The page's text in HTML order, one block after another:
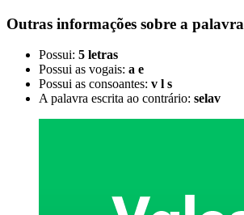
Outras informações sobre a palavra
Possui: 5 letras
Possui as vogais: a e
Possui as consoantes: v l s
A palavra escrita ao contrário: selav